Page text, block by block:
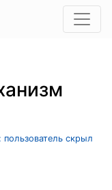
скрыл